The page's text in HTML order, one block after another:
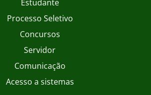
Estudante
Processo Seletivo
Concursos
Servidor
Comunicação
Acesso a sistemas